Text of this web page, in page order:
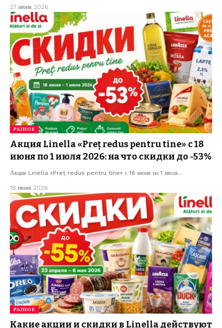
27 июня 2026
РАЗНОЕ
Акция Linella «Preț redus pentru tine» с 18
июня по 1 июля 2026: на что скидки до -53%
Акция Linella «Preț redus pentru tine» с 18 июня по 1 июля…
18 июня 2026
РАЗНОЕ
Какие акции и скидки в Linella действуют